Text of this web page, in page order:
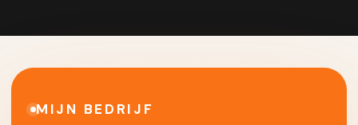
MIJN BEDRIJF